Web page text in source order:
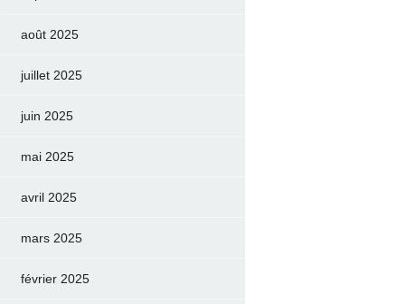
août 2025
juillet 2025
juin 2025
mai 2025
avril 2025
mars 2025
février 2025